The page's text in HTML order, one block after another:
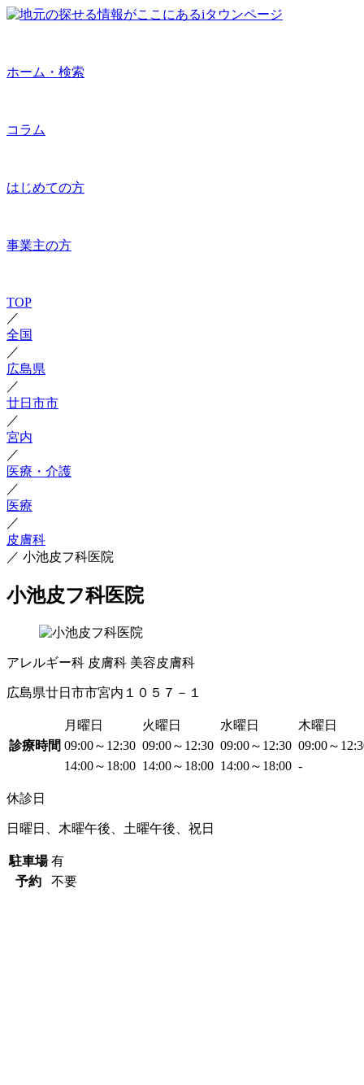
ホーム・検索
コラム
はじめての方
事業主の方
TOP
／
全国
／
広島県
／
廿日市市
／
宮内
／
医療・介護
／
医療
／
皮膚科
／ 小池皮フ科医院
小池皮フ科医院
アレルギー科 皮膚科 美容皮膚科
広島県廿日市市宮内１０５７－１
月曜日 火曜日 水曜日 木曜日
診療時間 09:00～12:30 09:00～12:30 09:00～12:30 09:00～
14:00～18:00 14:00～18:00 14:00～18:00 -
休診日
日曜日、木曜午後、土曜午後、祝日
駐車場 有
予約
不要